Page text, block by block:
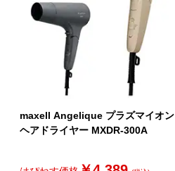
maxell Angelique プラズマイオン
ヘアドライヤー MXDR-300A